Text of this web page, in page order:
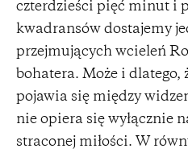
czterdzieści pięć minut i
kwadransów dostajemy
przejmujących wcieleń
bohatera. Może i dlatego,
pojawia się między
nie opiera się wyłącznie
straconej miłości. W